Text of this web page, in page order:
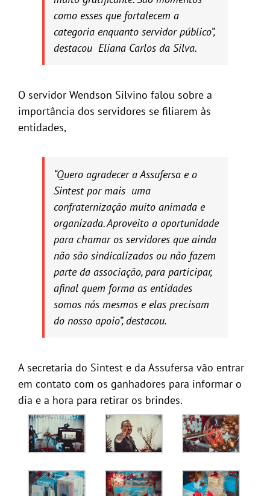
como esses que fortalecem a
categoria enquanto servidor público”,
destacou Eliana Carlos da Silva.
O servidor Wendson Silvino falou sobre a
importância dos servidores se filiarem às
entidades,
“Quero agradecer a Assufersa e o
Sintest por mais uma
confraternização muito animada e
organizada. Aproveito a oportunidade
para chamar os servidores que ainda
não são sindicalizados ou não fazem
parte da associação, para participar,
afinal quem forma as entidades
somos nós mesmos e elas precisam
do nosso apoio”, destacou.
A secretaria do Sintest e da Assufersa vão entrar
em contato com os ganhadores para informar o
dia e a hora para retirar os brindes.